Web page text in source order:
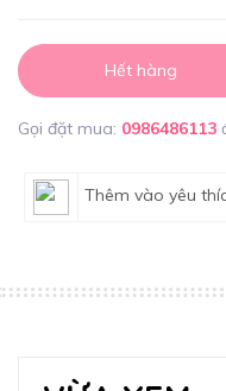
Hết hàng
Gọi đặt mua: 0986486113
Thêm vào yêu